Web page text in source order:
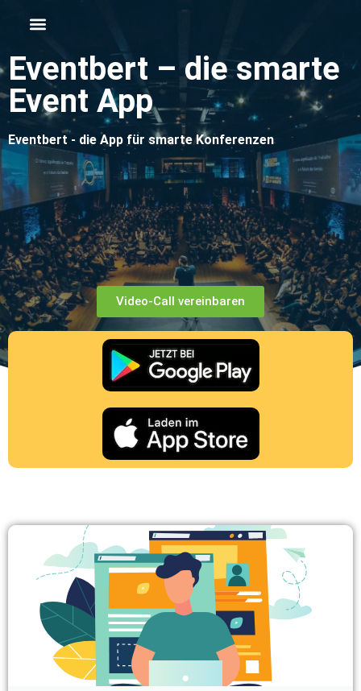
Eventbert – die smarte
Event App
Eventbert - die App für smarte Konferenzen
Video-Call vereinbaren